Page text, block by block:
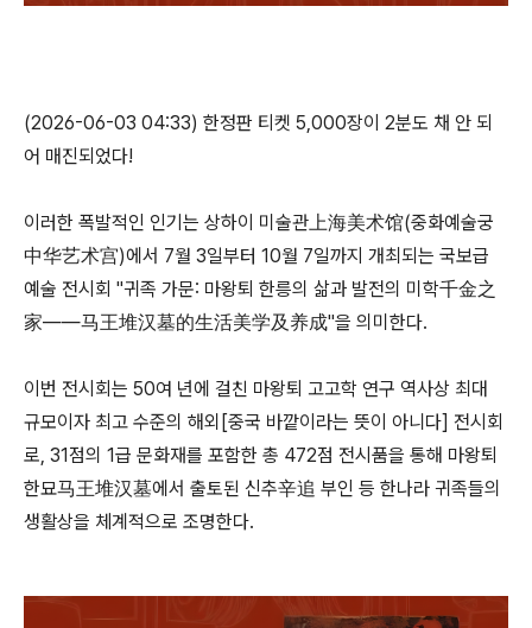
(2026-06-03 04:33) 한정판 티켓 5,000장이 2분도 채 안 되
어 매진되었다!
이러한 폭발적인 인기는 상하이 미술관上海美术馆(중화예술궁
中华艺术宫)에서 7월 3일부터 10월 7일까지 개최되는 국보급
예술 전시회 "귀족 가문: 마왕퇴 한릉의 삶과 발전의 미학千金之
家——马王堆汉墓的生活美学及养成"을 의미한다.
이번 전시회는 50여 년에 걸친 마왕퇴 고고학 연구 역사상 최대
규모이자 최고 수준의 해외[중국 바깥이라는 뜻이 아니다] 전시회
로, 31점의 1급 문화재를 포함한 총 472점 전시품을 통해 마왕퇴
한묘马王堆汉墓에서 출토된 신추辛追 부인 등 한나라 귀족들의
생활상을 체계적으로 조명한다.